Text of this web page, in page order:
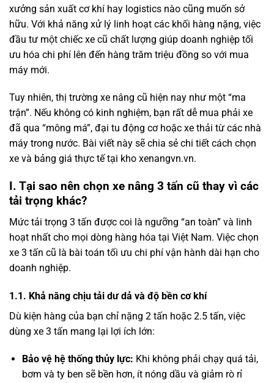
xưởng sản xuất cơ khí hay logistics nào cũng muốn sở
hữu. Với khả năng xử lý linh hoạt các khối hàng nặng, việc
đầu tư một chiếc xe cũ chất lượng giúp doanh nghiệp tối
ưu hóa chi phí lên đến hàng trăm triệu đồng so với mua
máy mới.
Tuy nhiên, thị trường xe nâng cũ hiện nay như một “ma
trận”. Nếu không có kinh nghiệm, bạn rất dễ mua phải xe
đã qua “mông má”, đại tu động cơ hoặc xe thải từ các nhà
máy trong nước. Bài viết này sẽ chia sẻ chi tiết cách chọn
xe và bảng giá thực tế tại kho xenangvn.vn.
I. Tại sao nên chọn xe nâng 3 tấn cũ thay vì các
tải trọng khác?
Mức tải trọng 3 tấn được coi là ngưỡng “an toàn” và linh
hoạt nhất cho mọi dòng hàng hóa tại Việt Nam. Việc chọn
xe 3 tấn cũ là bài toán tối ưu chi phí vận hành dài hạn cho
doanh nghiệp.
1.1. Khả năng chịu tải dư dả và độ bền cơ khí
Dù kiện hàng của bạn chỉ nặng 2 tấn hoặc 2.5 tấn, việc
dùng xe 3 tấn mang lại lợi ích lớn:
Bảo vệ hệ thống thủy lực: Khi không phải chạy quá tải,
bơm và ty ben sẽ bền hơn, ít nóng dầu và giảm rò rỉ